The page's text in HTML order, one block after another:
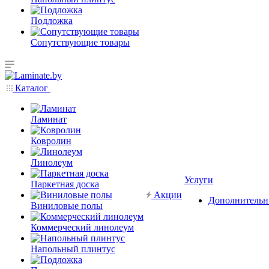
Подложка
Сопутствующие товары
Каталог
Ламинат
Ковролин
Линолеум
Паркетная доска
Виниловые полы
Коммерческий линолеум
Напольный плинтус
Акции
Услуги